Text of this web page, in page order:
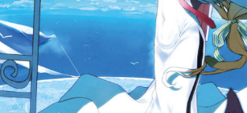
この作品について
この作品の書誌情報を表示します。
本文検索
本文内から文字を検索します。